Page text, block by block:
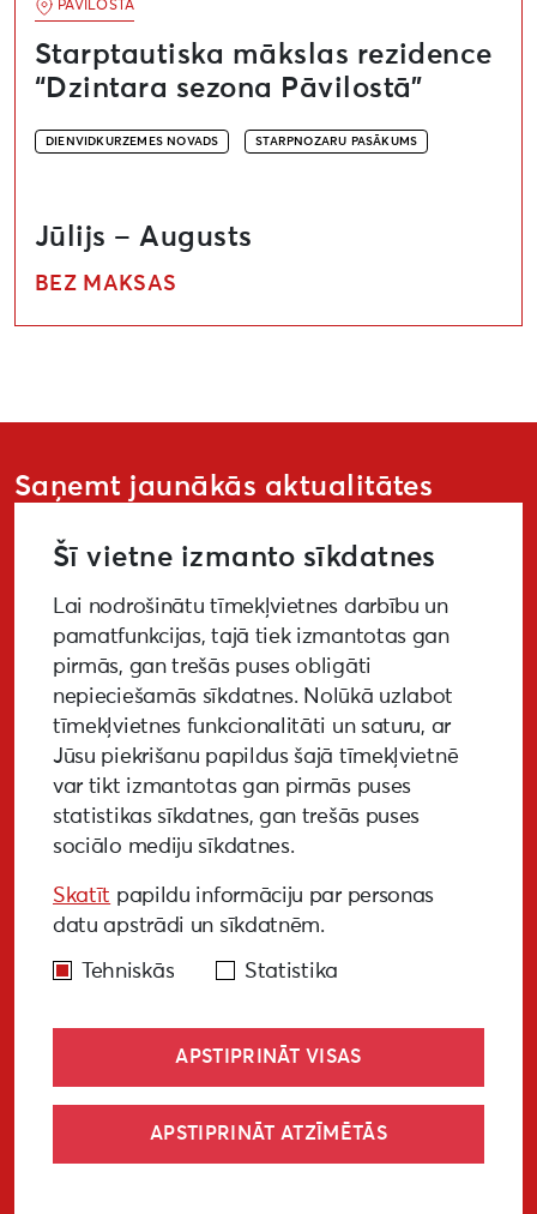
PĀVILOSTA
Starptautiska mākslas rezidence
“Dzintara sezona Pāvilostā”
DIENVIDKURZEMES NOVADS STARPNOZARU PASĀKUMS
Jūlijs – Augusts
BEZ MAKSAS
Saņemt jaunākās aktualitātes
PIETEIKTIES
GALERIJA MEDIJIEM LKA PĒTĪJUMS
BUJ NOTIKUŠIE PASĀKUMI
PIEKĻŪSTAMĪBAS VADLĪNIJAS
© Liepāja 2027
Sīkdatņu politika
Privātuma politika
Šī vietne izmanto sīkdatnes
Lai nodrošinātu tīmekļvietnes darbību un
pamatfunkcijas, tajā tiek izmantotas gan
pirmās, gan trešās puses obligāti
nepieciešamās sīkdatnes. Nolūkā uzlabot
tīmekļvietnes funkcionalitāti un saturu, ar
Jūsu piekrišanu papildus šajā tīmekļvietnē
var tikt izmantotas gan pirmās puses
statistikas sīkdatnes, gan trešās puses
sociālo mediju sīkdatnes.
Skatīt papildu informāciju par personas
datu apstrādi un sīkdatnēm.
Tehniskās Statistika
APSTIPRINĀT VISAS
APSTIPRINĀT ATZĪMĒTĀS